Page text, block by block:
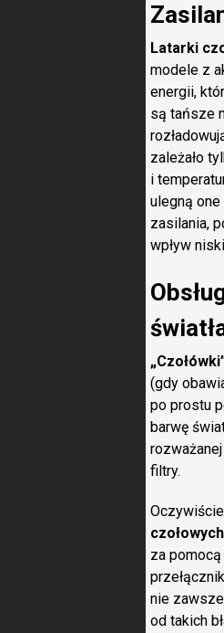
Latarki
modele z
energii,
są tańsze
zależało
i
ulegną one
zasilania,
wpływ
(gdy
po prostu
barwę
filtry.
czołowych
za
nie
od takich